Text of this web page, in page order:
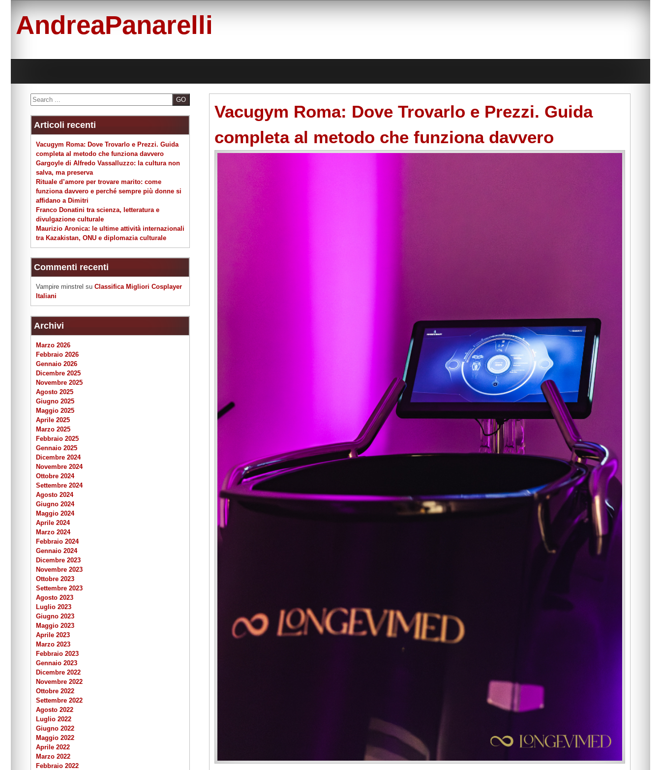
content
AndreaPanarelli
Vacugym Roma: Dove Trovarlo e Prezzi. Guida
completa al metodo che funziona davvero
Search
Articoli recenti
Vacugym Roma: Dove Trovarlo e Prezzi. Guida
completa al metodo che funziona davvero
Gargoyle di Alfredo Vassalluzzo: la cultura non
salva, ma preserva
Rituale d’amore per trovare marito: come
funziona davvero e perché sempre più donne si
affidano a Dimitri
Franco Donatini tra scienza, letteratura e
divulgazione culturale
Maurizio Aronica: le ultime attività internazionali
tra Kazakistan, ONU e diplomazia culturale
Commenti recenti
Vampire minstrel su Classifica Migliori Cosplayer
Italiani
Archivi
Marzo 2026
Febbraio 2026
Gennaio 2026
Dicembre 2025
Novembre 2025
Agosto 2025
Giugno 2025
Maggio 2025
Aprile 2025
Marzo 2025
Febbraio 2025
Gennaio 2025
Dicembre 2024
Novembre 2024
Ottobre 2024
Settembre 2024
Agosto 2024
Giugno 2024
Maggio 2024
Aprile 2024
Marzo 2024
Febbraio 2024
Gennaio 2024
Dicembre 2023
Novembre 2023
Ottobre 2023
Settembre 2023
Agosto 2023
Luglio 2023
Giugno 2023
Maggio 2023
Aprile 2023
Marzo 2023
Febbraio 2023
Gennaio 2023
Dicembre 2022
Novembre 2022
Ottobre 2022
Settembre 2022
Agosto 2022
Luglio 2022
Giugno 2022
Maggio 2022
Aprile 2022
Marzo 2022
Febbraio 2022